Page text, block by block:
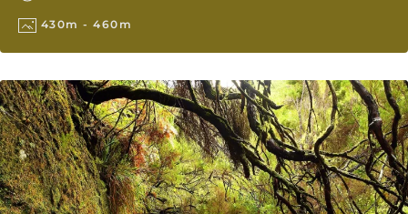
430m - 460m